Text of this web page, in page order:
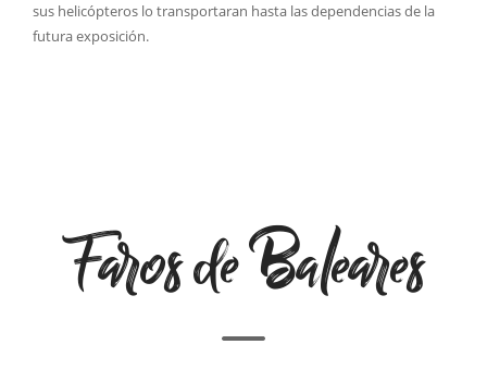
sus helicópteros lo transportaran hasta las dependencias de la
futura exposición.
Faros de Baleares